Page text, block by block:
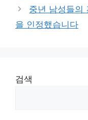
중년 남성들의
을 인정했습니다
검색